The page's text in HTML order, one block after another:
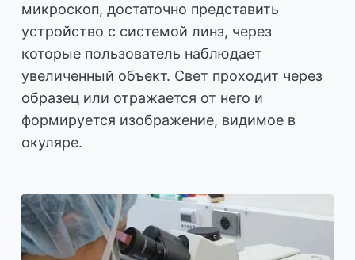
микроскоп, достаточно представить
устройство с системой линз, через
которые пользователь наблюдает
увеличенный объект. Свет проходит через
образец или отражается от него и
формируется изображение, видимое в
окуляре.